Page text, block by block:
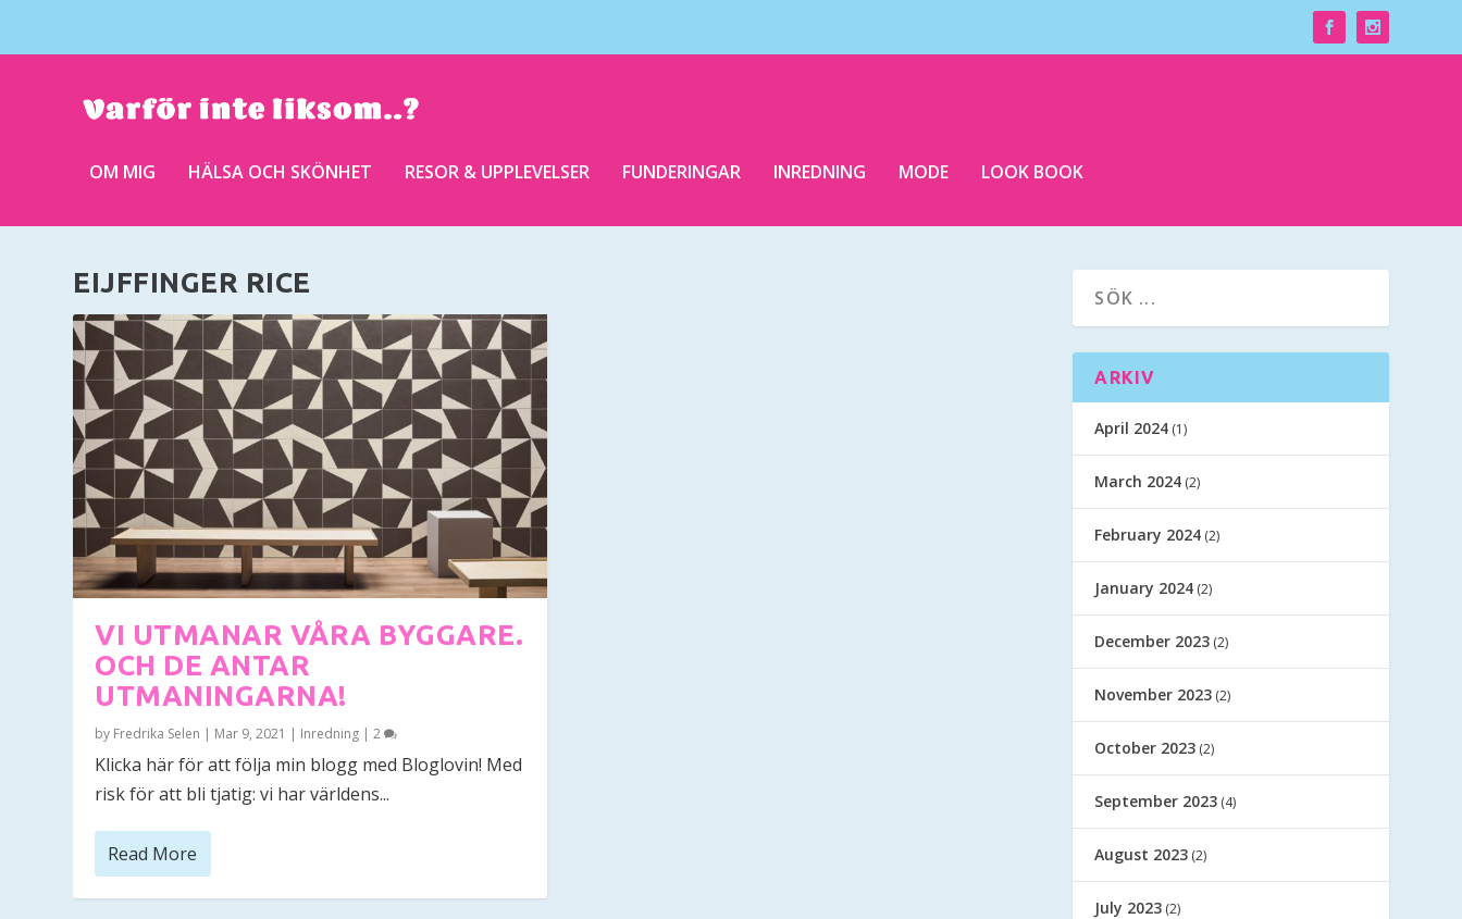
OM MIG HÄLSA OCH SKÖNHET RESOR & UPPLEVELSER FUNDERINGAR INREDNING MODE LOOK BOOK
EIJFFINGER RICE
VI UTMANAR VÅRA BYGGARE.
OCH DE ANTAR
UTMANINGARNA!
by Fredrika Selen | Mar 9, 2021 | Inredning |2
Klicka här för att följa min blogg med Bloglovin! Med
risk för att bli tjatig: vi har världens...
Read More
ARKIV
April 2024 (1)
March 2024 (2)
February 2024 (2)
January 2024 (2)
December 2023 (2)
November 2023 (2)
October 2023 (2)
September 2023 (4)
August 2023 (2)
July 2023 (2)